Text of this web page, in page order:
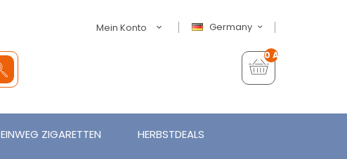
Germany
Mein Konto
0 Artikel - €0,00
EINWEG ZIGARETTEN HERBSTDEALS